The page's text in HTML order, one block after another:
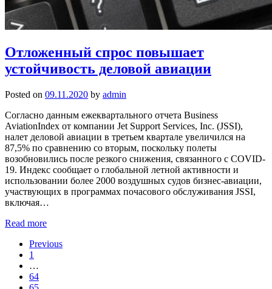
Отложенный спрос повышает
устойчивость деловой авиации
Posted on 09.11.2020 by admin
Согласно данным ежеквартального отчета Business
AviationIndex от компании Jet Support Services, Inc. (JSSI),
налет деловой авиации в третьем квартале увеличился на
87,5% по сравнению со вторым, поскольку полеты
возобновились после резкого снижения, связанного с COVID-
19. Индекс сообщает о глобальной летной активности и
использовании более 2000 воздушных судов бизнес-авиации,
участвующих в программах почасового обслуживания JSSI,
включая…
Read more
Previous
1
…
64